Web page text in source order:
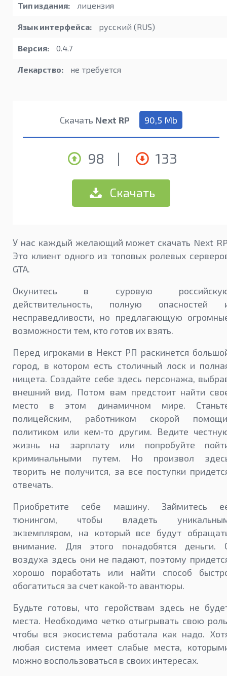
Тип издания: лицензия
Язык интерфейса: русский (RUS)
Версия: 0.4.7
Лекарство: не требуется
Скачать Next RP 90,5 Mb
98 | 133
Скачать
У нас каждый желающий может скачать Next
Это клиент одного из топовых ролевых
GTA.
Окунитесь в суровую
действительность, полную опасностей
несправедливости, но предлагающую
возможности тем, кто готов их взять.
Перед игроками в Некст РП раскинется
город, в котором есть столичный лоск и
нищета. Создайте себе здесь персонажа,
внешний вид. Потом вам предстоит найти
место в этом динамичном мире.
полицейским, работником скорой
политиком или кем-то другим. Ведите
жизнь на зарплату или попробуйте
криминальными путем. Но произвол
творить не получится, за все поступки
отвечать.
Приобретите себе машину. Займитесь
тюнингом, чтобы владеть
экземпляром, на который все будут
внимание. Для этого понадобятся деньги.
воздуха здесь они не падают, поэтому
хорошо поработать или найти способ
обогатиться за счет какой-то авантюры.
Будьте готовы, что геройствам здесь не
места. Необходимо четко отыгрывать свою
чтобы вся экосистема работала как надо.
любая система имеет слабые места,
можно воспользоваться в своих интересах.